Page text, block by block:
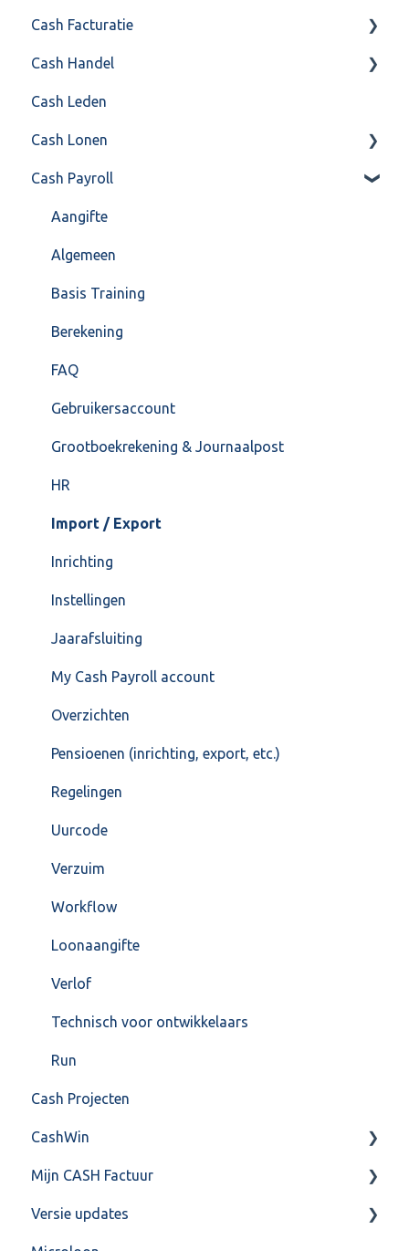
API 4.0 (REST API)
Cash Facturatie
Factureren
Instellingen
Algemeen
Formulierlayout
Cash Handel
Inkoop
Verkoop
Voorraad
Overig
VoorraadService & Onderhoud
Cash Leden
Cash Lonen
Algemeen
Inrichting
Jaarafsluiting
Salarisberekening
Overig
FAQ – Beëindiging CASH Lonen en overstap naar
Cash Payroll
Aangifte
Algemeen
Basis Training
Berekening
FAQ
Gebruikersaccount
Grootboekrekening & Journaalpost
HR
Import / Export
Inrichting
Instellingen
Jaarafsluiting
My Cash Payroll account
Overzichten
Pensioenen (inrichting, export, etc.)
Regelingen
Uurcode
Verzuim
Workflow
Loonaangifte
Verlof
Technisch voor ontwikkelaars
Run
Cash Projecten
CashWin
Overig
Mijn CASH Factuur
Facturatie Loonportal( CASH Lonen)
Versie updates